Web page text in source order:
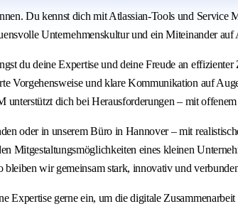
Du kennst dich mit Atlassian-Tools und
Unternehmenskultur und ein Miteinander auf
du deine Expertise und deine Freude an
Vorgehensweise und klare Kommunikation auf
unterstützt dich bei Herausforderungen – mit
oder in unserem Büro in Hannover – mit
Mitgestaltungsmöglichkeiten eines kleinen
wir gemeinsam stark, innovativ und
Expertise gerne ein, um die digitale Zusammenarbeit